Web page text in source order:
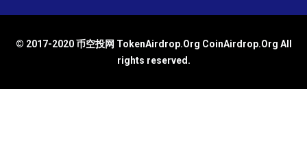
© 2017-2020 币空投网 TokenAirdrop.Org CoinAirdrop.Org All
rights reserved.